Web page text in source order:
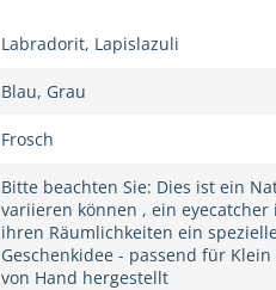
Labradorit, Lapislazuli
Blau, Grau
Frosch
Bitte beachten Sie: Dies ist ein
variieren können , ein
ihren Räumlichkeiten ein
Geschenkidee - passend für
von Hand hergestellt